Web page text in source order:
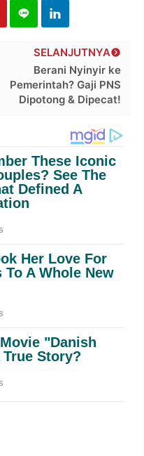
SELANJUTNYA
Berani Nyinyir ke
Pemerintah? Gaji PNS
Dipotong & Dipecat!